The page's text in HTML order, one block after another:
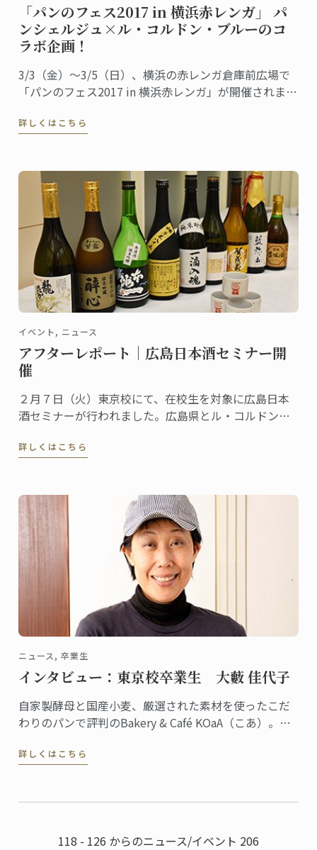
「パンのフェス2017 in 横浜赤レンガ」 パ
ンシェルジュ×ル・コルドン・ブルーのコ
ラボ企画！
3/3（金）～3/5（日）、横浜の赤レンガ倉庫前広場で
「パンのフェス2017 in 横浜赤レンガ」が開催されま
詳しくはこちら
イベント, ニュース
アフターレポート｜広島日本酒セミナー開
催
２月７日（火）東京校にて、在校生を対象に広島日本
酒セミナーが行われました。広島県とル・コルドン・
で、パリ校でも定期的に行われて好評を博しているイ
詳しくはこちら
ニュース, 卒業生
インタビュー：東京校卒業生 大藪 佳代子
自家製酵母と国産小麦、厳選された素材を使ったこだ
わりのパンで評判のBakery & Café KOaA（こあ）。オ
パンディプロムを取得。川崎市・高津の住宅街でひと
詳しくはこちら
118 - 126 からのニュース/イベント 206